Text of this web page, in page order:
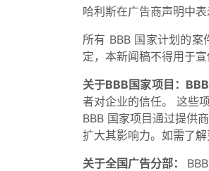
哈利斯在广告商声明中
所有 BBB 国家计划的案
定，本新闻稿不得用于宣
关于BBB国家项目：BBB
者对企业的信任。 这些
BBB 国家项目通过提供
扩大其影响力。如需了
关于全国广告分部：